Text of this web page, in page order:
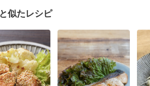
似たレシピ